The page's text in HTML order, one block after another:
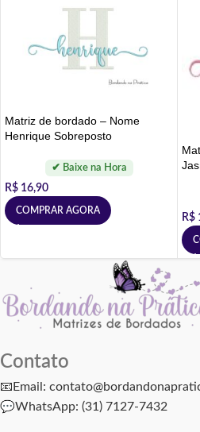
Matriz de bordado – Nome
Henrique Sobreposto
R$ 16,90
COMPRAR AGORA
R$
Contato
📧Email:
💬WhatsApp: (31) 7127-7432